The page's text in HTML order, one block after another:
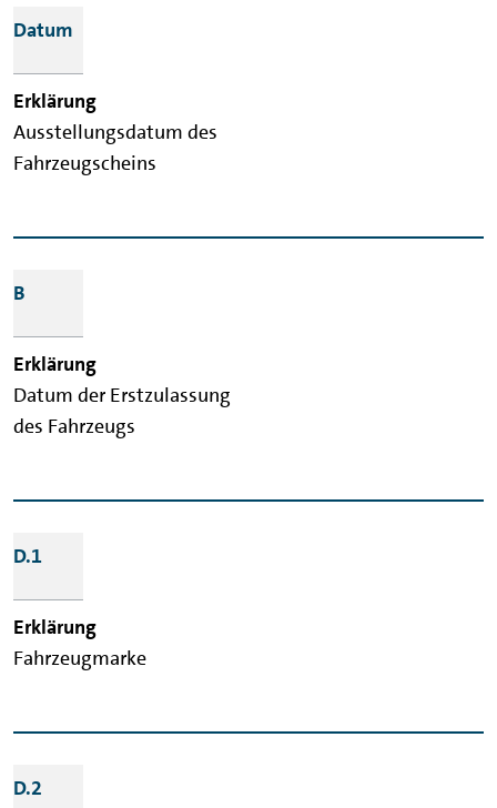
Datum
Ausstellungsdatum des
Fahrzeugscheins
B
Datum der Erstzulassung
des Fahrzeugs
D.1
Fahrzeugmarke
D.2